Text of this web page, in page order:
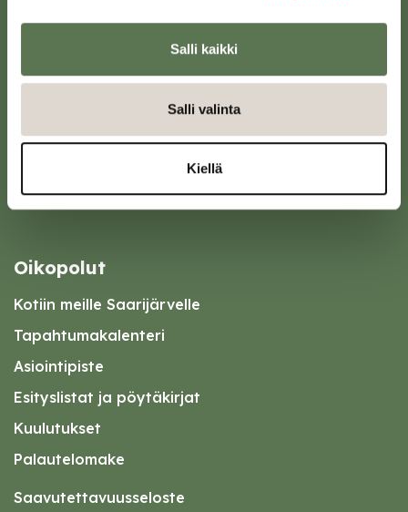
Salli kaikki
Salli valinta
Kiellä
Sivulantie 11, PL 13
kirjaamo@saarijarvi.fi
Oikopolut
Kotiin meille Saarijärvelle
Tapahtumakalenteri
Asiointipiste
Esityslistat ja pöytäkirjat
Kuulutukset
Palautelomake
Saavutettavuusseloste